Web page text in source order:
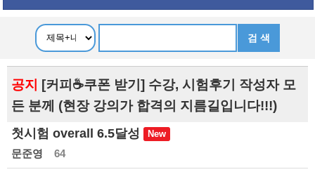
공지
[커피☕쿠폰 받기] 수강, 시험후기 작성자 모
든 분께 (현장 강의가 합격의 지름길입니다!!!)
첫시험 overall 6.5달성
문준영 64